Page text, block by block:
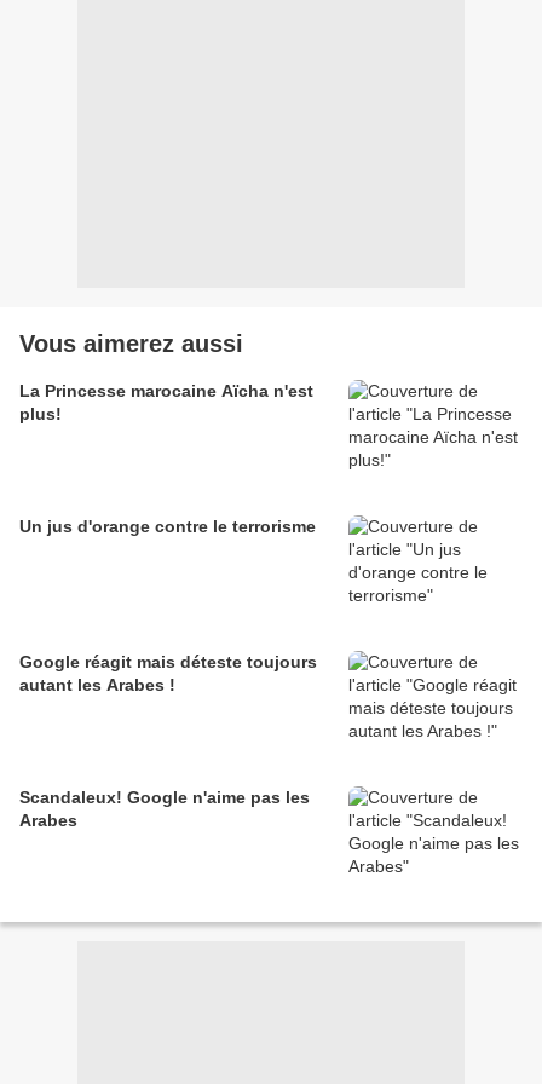
Vous aimerez aussi
La Princesse marocaine Aïcha n'est
plus!
Un jus d'orange contre le terrorisme
Google réagit mais déteste toujours
autant les Arabes !
Scandaleux! Google n'aime pas les
Arabes